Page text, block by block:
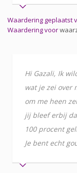
Waardering geplaatst
Waardering voor
Hi Gazali, Ik
wat je zei over
om me heen
jij bleef erbij
100 procent
Je bent echt